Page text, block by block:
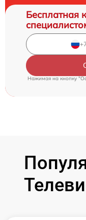
Бесплатная
Нажимая на кнопку